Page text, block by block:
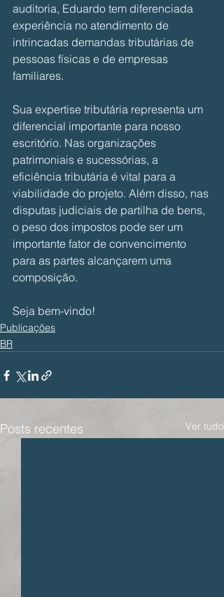
auditoria, Eduardo tem diferenciada
experiência no atendimento de
intrincadas demandas tributárias de
pessoas físicas e de empresas
familiares.
Sua expertise tributária representa um
diferencial importante para nosso
escritório. Nas organizações
patrimoniais e sucessórias, a
eficiência tributária é vital para a
viabilidade do projeto. Além disso, nas
disputas judiciais de partilha de bens,
o peso dos impostos pode ser um
importante fator de convencimento
para as partes alcançarem uma
composição.
Seja bem-vindo!
Publicações
BR
Posts recentes Ver tudo